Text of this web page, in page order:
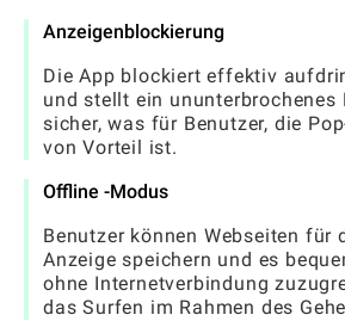
Anzeigenblockierung
Die App blockiert effektiv
und stellt ein ununterbrochenes
sicher, was für Benutzer, die
von Vorteil ist.
Offline -Modus
Benutzer können Webseiten für
Anzeige speichern und es
ohne Internetverbindung
das Surfen im Rahmen des